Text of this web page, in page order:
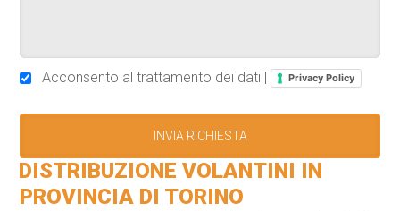
Acconsento al trattamento dei dati | Privacy Policy
DISTRIBUZIONE VOLANTINI IN
PROVINCIA DI TORINO